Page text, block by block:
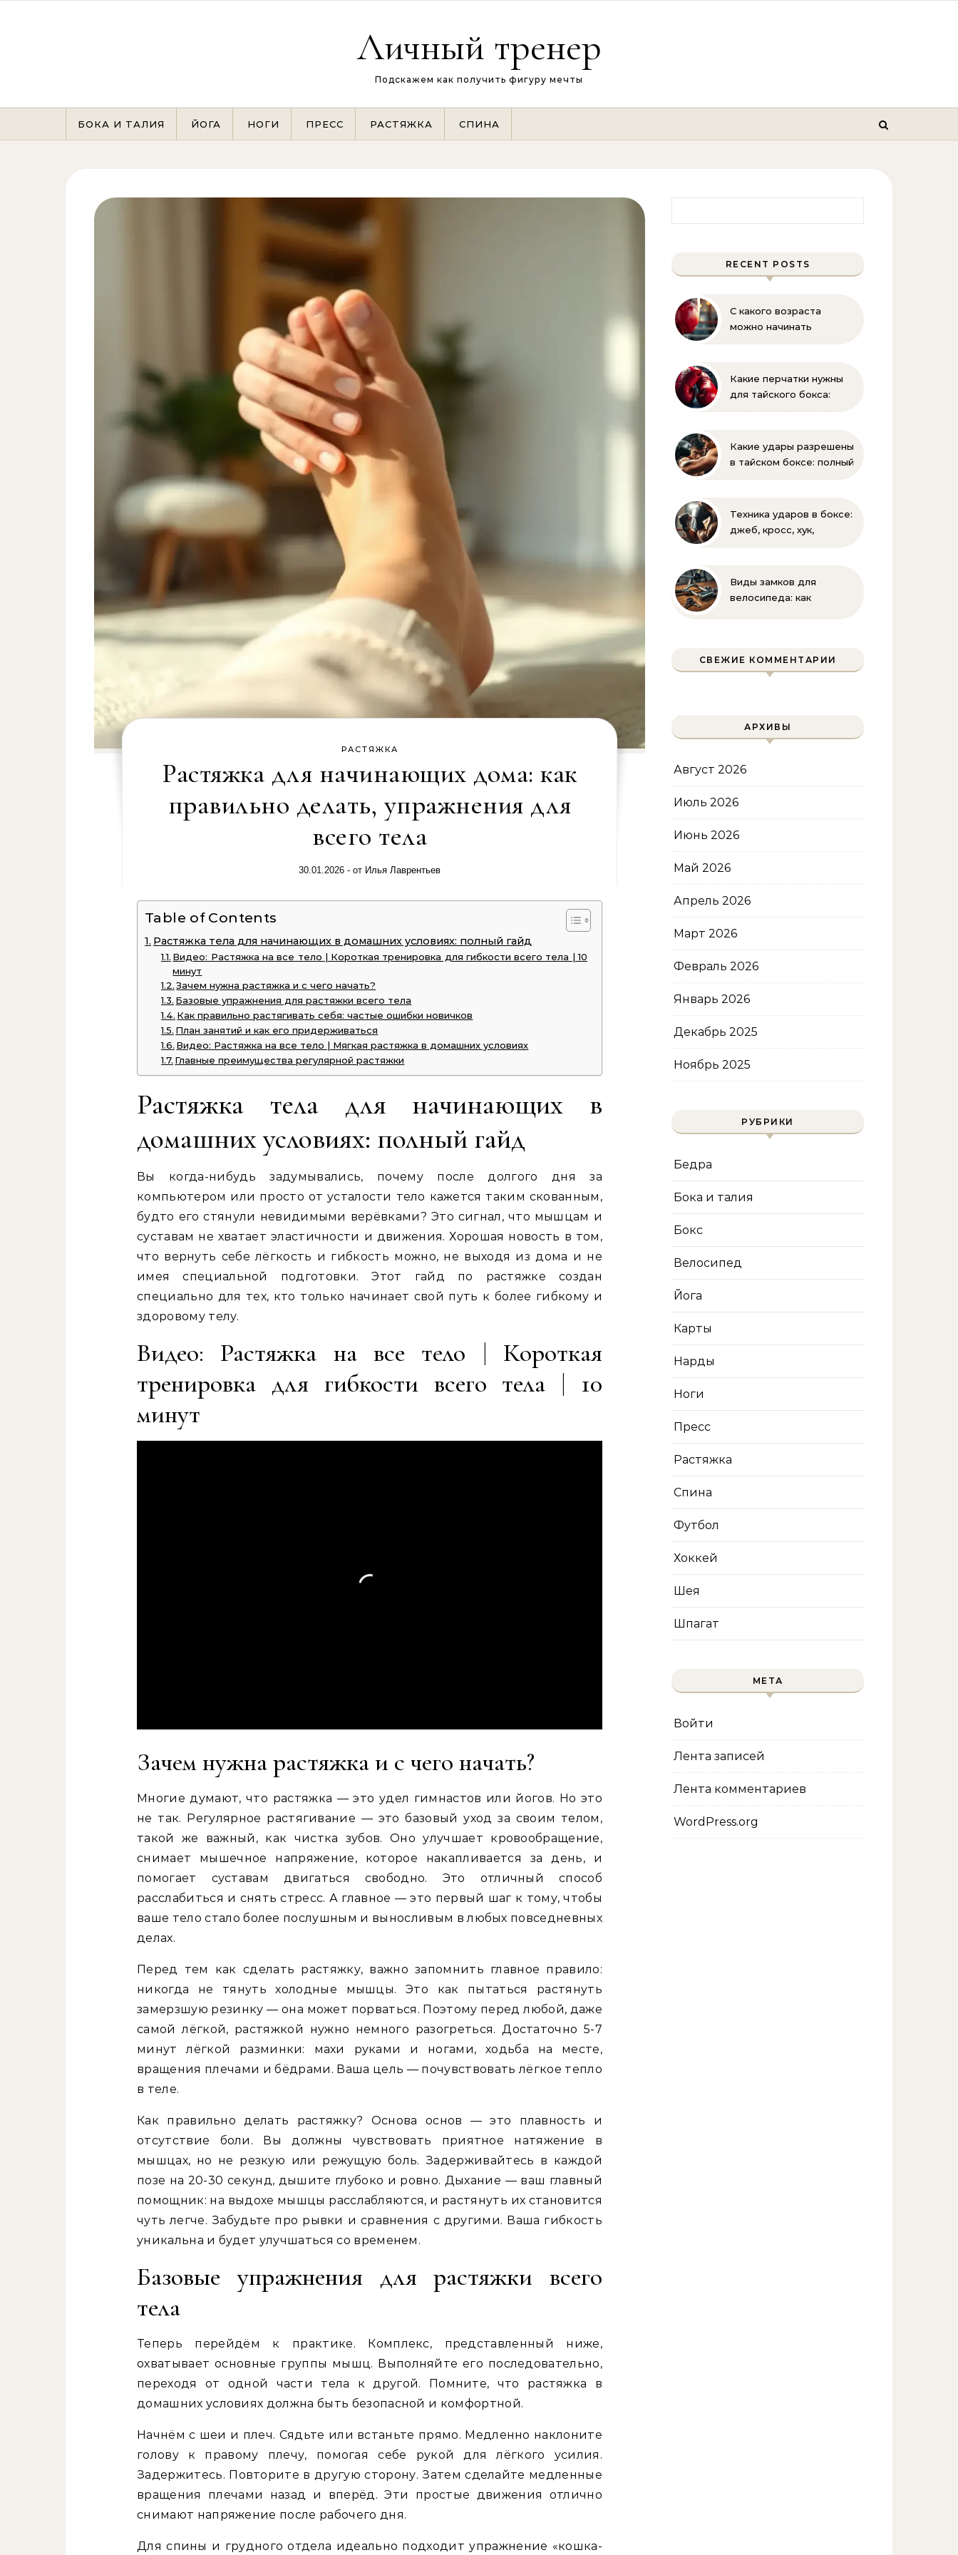
Личный тренер
Подскажем как получить фигуру мечты
БОКА И ТАЛИЯ ЙОГА НОГИ ПРЕСС РАСТЯЖКА СПИНА
РАСТЯЖКА
Растяжка для начинающих дома: как
правильно делать, упражнения для
всего тела
30.01.2026 - от Илья Лаврентьев
Table of Contents
Растяжка тела для начинающих в домашних условиях: полный гайд
Видео: Растяжка на все тело | Короткая тренировка для гибкости всего тела | 10
минут
Зачем нужна растяжка и с чего начать?
Базовые упражнения для растяжки всего тела
Как правильно растягивать себя: частые ошибки новичков
План занятий и как его придерживаться
Видео: Растяжка на все тело | Мягкая растяжка в домашних условиях
Главные преимущества регулярной растяжки
Растяжка тела для начинающих в
домашних условиях: полный гайд
Вы когда-нибудь задумывались, почему после долгого дня за
компьютером или просто от усталости тело кажется таким скованным,
будто его стянули невидимыми верёвками? Это сигнал, что мышцам и
суставам не хватает эластичности и движения. Хорошая новость в том,
что вернуть себе лёгкость и гибкость можно, не выходя из дома и не
имея специальной подготовки. Этот гайд по растяжке создан
специально для тех, кто только начинает свой путь к более гибкому и
здоровому телу.
Видео: Растяжка на все тело | Короткая
тренировка для гибкости всего тела | 10
минут
Зачем нужна растяжка и с чего начать?
Многие думают, что растяжка — это удел гимнастов или йогов. Но это
не так. Регулярное растягивание — это базовый уход за своим телом,
такой же важный, как чистка зубов. Оно улучшает кровообращение,
снимает мышечное напряжение, которое накапливается за день, и
помогает суставам двигаться свободно. Это отличный способ
расслабиться и снять стресс. А главное — это первый шаг к тому, чтобы
ваше тело стало более послушным и выносливым в любых повседневных
делах.
Перед тем как сделать растяжку, важно запомнить главное правило:
никогда не тянуть холодные мышцы. Это как пытаться растянуть
замерзшую резинку — она может порваться. Поэтому перед любой, даже
самой лёгкой, растяжкой нужно немного разогреться. Достаточно 5-7
минут лёгкой разминки: махи руками и ногами, ходьба на месте,
вращения плечами и бёдрами. Ваша цель — почувствовать лёгкое тепло
в теле.
Как правильно делать растяжку? Основа основ — это плавность и
отсутствие боли. Вы должны чувствовать приятное натяжение в
мышцах, но не резкую или режущую боль. Задерживайтесь в каждой
позе на 20-30 секунд, дышите глубоко и ровно. Дыхание — ваш главный
помощник: на выдохе мышцы расслабляются, и растянуть их становится
чуть легче. Забудьте про рывки и сравнения с другими. Ваша гибкость
уникальна и будет улучшаться со временем.
Базовые упражнения для растяжки всего
тела
Теперь перейдём к практике. Комплекс, представленный ниже,
охватывает основные группы мышц. Выполняйте его последовательно,
переходя от одной части тела к другой. Помните, что растяжка в
домашних условиях должна быть безопасной и комфортной.
Начнём с шеи и плеч. Сядьте или встаньте прямо. Медленно наклоните
голову к правому плечу, помогая себе рукой для лёгкого усилия.
Задержитесь. Повторите в другую сторону. Затем сделайте медленные
вращения плечами назад и вперёд. Эти простые движения отлично
снимают напряжение после рабочего дня.
Для спины и грудного отдела идеально подходит упражнение «кошка-
RECENT POSTS
С какого возраста
можно начинать
для родителей
Какие перчатки нужны
для тайского бокса:
Какие удары разрешены
в тайском боксе: полный
Техника ударов в боксе:
джеб, кросс, хук,
Виды замков для
велосипеда: как
СВЕЖИЕ КОММЕНТАРИИ
АРХИВЫ
Август 2026
Июль 2026
Июнь 2026
Май 2026
Апрель 2026
Март 2026
Февраль 2026
Январь 2026
Декабрь 2025
Ноябрь 2025
РУБРИКИ
Бедра
Бока и талия
Бокс
Велосипед
Йога
Карты
Нарды
Ноги
Пресс
Растяжка
Спина
Футбол
Хоккей
Шея
Шпагат
МЕТА
Войти
Лента записей
Лента комментариев
WordPress.org